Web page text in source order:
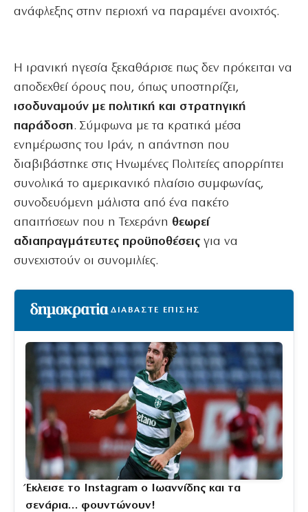
ανάφλεξης στην περιοχή να παραμένει ανοιχτός.
Η ιρανική ηγεσία ξεκαθάρισε πως δεν πρόκειται να
αποδεχθεί όρους που, όπως υποστηρίζει,
ισοδυναμούν με πολιτική και στρατηγική
παράδοση. Σύμφωνα με τα κρατικά μέσα
ενημέρωσης του Ιράν, η απάντηση που
διαβιβάστηκε στις Ηνωμένες Πολιτείες απορρίπτει
συνολικά το αμερικανικό πλαίσιο συμφωνίας,
συνοδευόμενη μάλιστα από ένα πακέτο
απαιτήσεων που η Τεχεράνη θεωρεί
αδιαπραγμάτευτες προϋποθέσεις για να
συνεχιστούν οι συνομιλίες.
ΔΙΑΒΑΣΤΕ ΕΠΙΣΗΣ
Έκλεισε το Instagram ο Ιωαννίδης και τα
σενάρια… φουντώνουν!